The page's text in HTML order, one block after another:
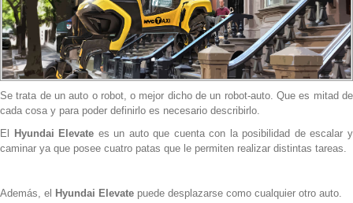
HISTORIA , MISIÓN Y VISIÓN
NUESTRO EQUIPO DE TRABAJO
CONTACTO
Se trata de un auto o robot, o mejor dicho de un robot-auto. Que es mitad de
cada cosa y para poder definirlo es necesario describirlo.
El Hyundai Elevate es un auto que cuenta con la posibilidad de escalar y
caminar ya que posee cuatro patas que le permiten realizar distintas tareas.
Además, el Hyundai Elevate puede desplazarse como cualquier otro auto.